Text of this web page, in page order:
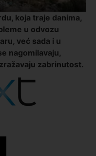
koja traje danima,
u odvozu
već sada i u
nagomilavaju,
zabrinutost.